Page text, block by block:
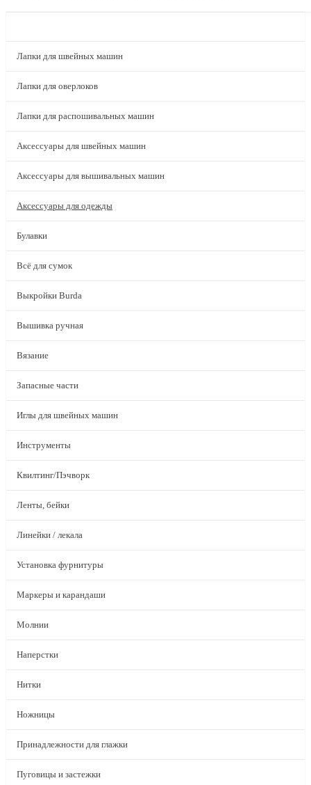
Лапки для швейных машин
Лапки для оверлоков
Лапки для распошивальных машин
Аксессуары для швейных машин
Аксессуары для вышивальных машин
Аксессуары для одежды
Булавки
Всё для сумок
Выкройки Burda
Вышивка ручная
Вязание
Запасные части
Иглы для швейных машин
Инструменты
Квилтинг/Пэчворк
Ленты, бейки
Линейки / лекала
Установка фурнитуры
Маркеры и карандаши
Молнии
Наперстки
Нитки
Ножницы
Принадлежности для глажки
Пуговицы и застежки